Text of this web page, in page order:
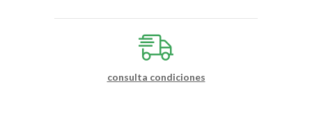
consulta condiciones